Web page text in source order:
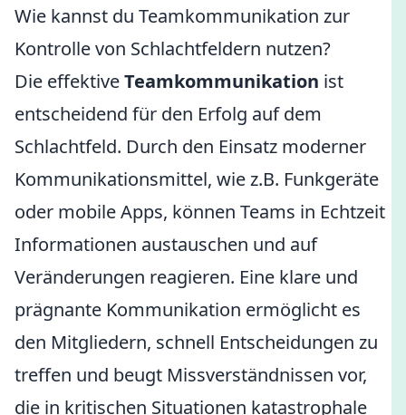
Wie kannst du Teamkommunikation zur
Kontrolle von Schlachtfeldern nutzen?
Die effektiveTeamkommunikation ist
entscheidend für den Erfolg auf dem
Schlachtfeld. Durch den Einsatz moderner
Kommunikationsmittel, wie z.B. Funkgeräte
oder mobile Apps, können Teams in Echtzeit
Informationen austauschen und auf
Veränderungen reagieren. Eine klare und
prägnante Kommunikation ermöglicht es
den Mitgliedern, schnell Entscheidungen zu
treffen und beugt Missverständnissen vor,
die in kritischen Situationen katastrophale